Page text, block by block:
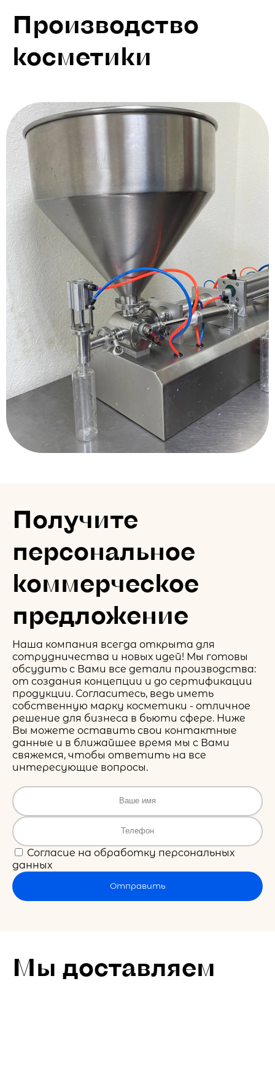
Производство
косметики
Получите
персональное
коммерческое
предложение
Наша компания всегда открыта для
сотрудничества и новых идей! Мы готовы
обсудить с Вами все детали производства:
от создания концепции и до сертификации
продукции. Согласитесь, ведь иметь
собственную марку косметики - отличное
решение для бизнеса в бьюти сфере. Ниже
Вы можете оставить свои контактные
данные и в ближайшее время мы с Вами
свяжемся, чтобы ответить на все
интересующие вопросы.
Согласие на обработку персональных
данных
Отправить
Мы доставляем